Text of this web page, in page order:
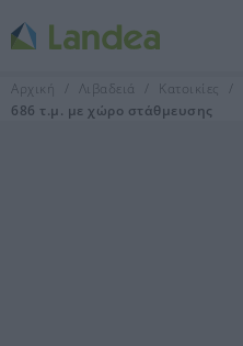
Αρχική Λιβαδειά Κατοικίες
686 τ.μ. με χώρο στάθμευσης